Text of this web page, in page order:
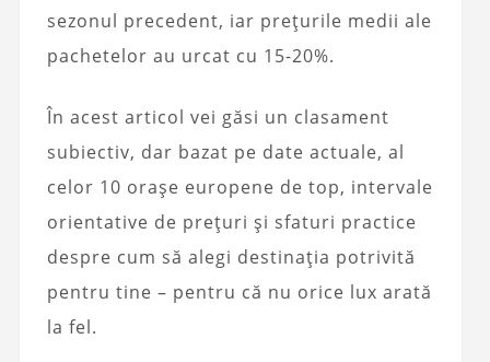
sezonul precedent, iar prețurile medii ale
pachetelor au urcat cu 15-20%.
În acest articol vei găsi un clasament
subiectiv, dar bazat pe date actuale, al
celor 10 orașe europene de top, intervale
orientative de prețuri și sfaturi practice
despre cum să alegi destinația potrivită
pentru tine – pentru că nu orice lux arată
la fel.